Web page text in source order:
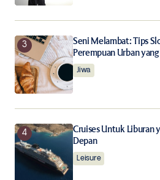
Submit Comment
Seni Melambat: Tips
Perempuan Urban
Jiwa
Cruises Untuk Liburan
Depan
Leisure